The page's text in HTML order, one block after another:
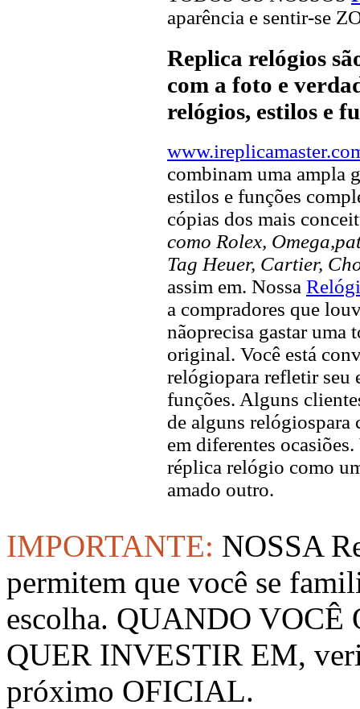
aparência e sentir-se
Replica relógios
com a foto e
relógios, estilos e
combinam uma ampla
estilos e funções
cópias dos mais
como Rolex,
Tag Heuer, Cartier,
assim em. Nossa
a compradores que
nãoprecisa gastar uma
original. Você está
relógiopara refletir seu
funções. Alguns
de alguns relógiospara
em diferentes
réplica relógio como
amado outro.
IMPORTANTE: NOSSA
permitem que você se
escolha. QUANDO
QUER INVESTIR EM,
próximo OFICIAL.